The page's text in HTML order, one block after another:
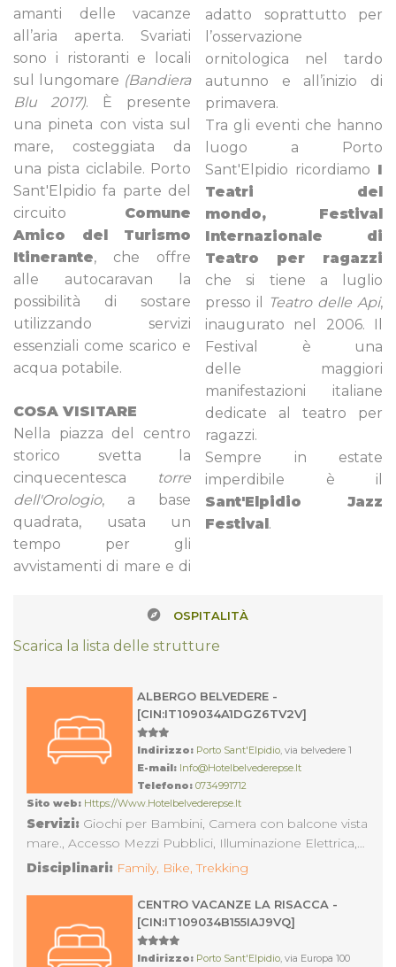
amanti delle vacanze
all’aria aperta. Svariati
sono i ristoranti e locali
sul lungomare (Bandiera
Blu 2017). È presente
una pineta con vista sul
mare, costeggiata da
una pista ciclabile. Porto
Sant'Elpidio fa parte del
circuito Comune
Amico del Turismo
Itinerante, che offre
alle autocaravan la
possibilità di sostare
utilizzando servizi
essenziali come scarico e
acqua potabile.
COSA VISITARE
Nella piazza del centro
storico svetta la
cinquecentesca
torre
dell'Orologio, a base
quadrata, usata un
tempo per gli
avvistamenti di mare e di
adatto soprattutto per
l’osservazione
ornitologica nel tardo
autunno e all’inizio di
primavera.
Tra gli eventi che hanno
luogo a Porto
Sant'Elpidio ricordiamo I
Teatri del
mondo,
Festival
Internazionale di
Teatro per ragazzi
che si tiene a luglio
presso il
Teatro delle Api,
inaugurato nel 2006. Il
Festival è una
delle maggiori
manifestazioni italiane
dedicate al teatro per
ragazzi.
Sempre in estate
imperdibile è il
Sant'Elpidio Jazz
Festival.
OSPITALITÀ
Scarica la lista delle strutture
ALBERGO BELVEDERE -
[CIN:IT109034A1DGZ6TV2V]
Indirizzo: Porto Sant'Elpidio, via belvedere 1
E-mail: Info@hotelbelvederepse.it
Telefono: 0734991712
Sito web: Https://www.hotelbelvederepse.it
Servizi: Giochi per Bambini, Camera con balcone vista
mare., Accesso Mezzi Pubblici, Illuminazione Elettrica,
Aria Condizionata con Impianto non Centralizzato,
Parcheggio non Custodito, Asciugacapelli, Camere
Doppie, Telefono in camera, Supplemento letto
Aggiunto, Spiaggia Convenzionata, Mezza Pensione a
Persona, Riscaldamento, Ascensore, Pensione
Disciplinari: Family, Bike,Trekking
CENTRO VACANZE LA RISACCA -
[CIN:IT109034B155IAJ9VQ]
Indirizzo: Porto Sant'Elpidio, via Europa 100